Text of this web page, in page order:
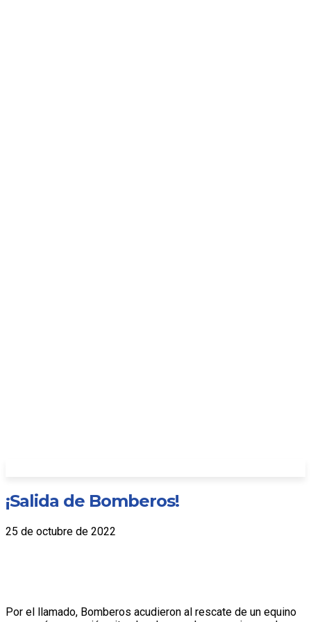
¡Salida de Bomberos!
25 de octubre de 2022
Por el llamado, Bomberos acudieron al rescate de un equino